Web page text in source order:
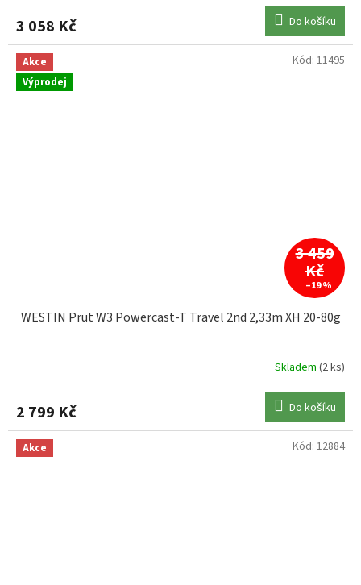
3 058 Kč Do košíku
Akce
Výprodej
3 459
Kč
–19 %
WESTIN Prut W3 Powercast-T Travel 2nd 2,33m XH 20-80g
Skladem (2 ks)
2 799 Kč Do košíku
Kód: 11495
Akce Kód: 12884